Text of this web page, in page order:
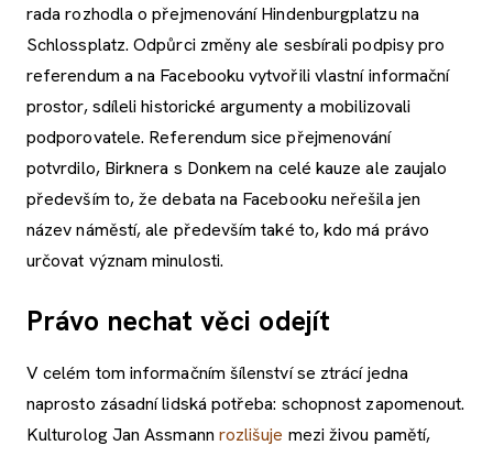
rada rozhodla o přejmenování Hindenburgplatzu na
Schlossplatz. Odpůrci změny ale sesbírali podpisy pro
referendum a na Facebooku vytvořili vlastní informační
prostor, sdíleli historické argumenty a mobilizovali
podporovatele. Referendum sice přejmenování
potvrdilo, Birknera s Donkem na celé kauze ale zaujalo
především to, že debata na Facebooku neřešila jen
název náměstí, ale především také to, kdo má právo
určovat význam minulosti.
Právo nechat věci odejít
V celém tom informačním šílenství se ztrácí jedna
naprosto zásadní lidská potřeba: schopnost zapomenout.
Kulturolog Jan Assmann rozlišuje mezi živou pamětí,